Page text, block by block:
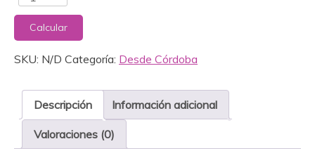
Calcular
SKU: N/D Categoría: Desde Córdoba
Descripción Información adicional
Valoraciones (0)